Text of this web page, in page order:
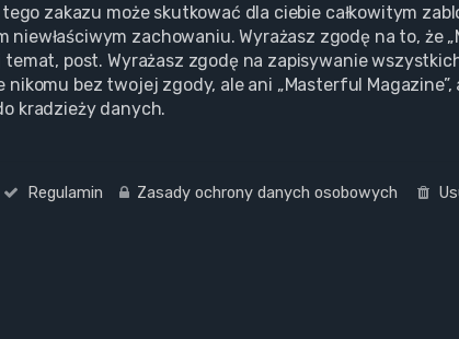
zakazu może skutkować dla ciebie całkowitym
zachowaniu. Wyrażasz zgodę na to, że
post. Wyrażasz zgodę na zapisywanie
bez twojej zgody, ale ani „Masterful
kradzieży danych.
Zasady ochrony danych osobowych
Regulamin